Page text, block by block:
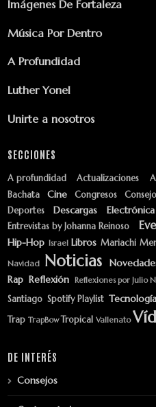
Imágenes De Fortaleza
Música Por Dentro
A Profundidad
Luther Yonel
Unirte a nosotros
SECCIONES
A profundidad Actualizaciones
Bachata Cine Congresos
Deportes
Descargas Electrónica
Entrevistas by Johanna Reinoso
Hip-Hop Israel Libros Mariachi
Navidad Noticias
Rap Reflexión Reflexiones por Julio
Santiago Spotify Playlist Tecnología
Trap TrapBow Tropical Vallenato
DE INTERÉS
Consejos